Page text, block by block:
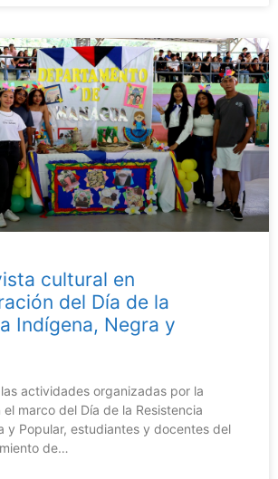
cultural en
del Día de la
Indígena, Negra y
actividades organizadas por la
marco del Día de la Resistencia
y Popular, estudiantes y docentes del
de…